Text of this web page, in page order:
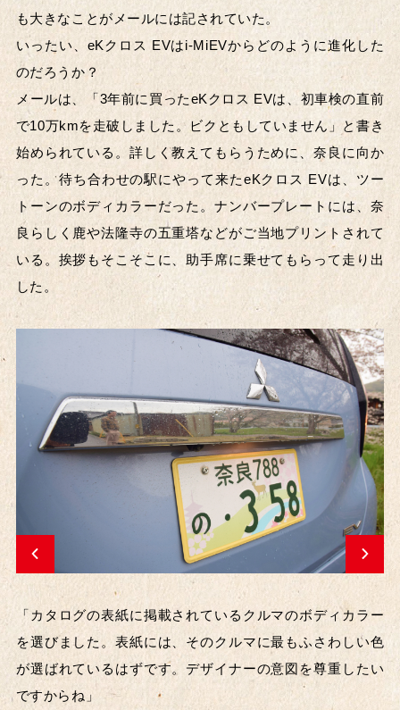
も大きなことがメールには記されていた。
いったい、eKクロス EVはi-MiEVからどのように進化した
のだろうか？
メールは、「3年前に買ったeKクロス EVは、初車検の直前
で10万kmを走破しました。ビクともしていません」と書き
始められている。詳しく教えてもらうために、奈良に向か
った。待ち合わせの駅にやって来たeKクロス EVは、ツー
トーンのボディカラーだった。ナンバープレートには、奈
良らしく鹿や法隆寺の五重塔などがご当地プリントされて
いる。挨拶もそこそこに、助手席に乗せてもらって走り出
した。
「カタログの表紙に掲載されているクルマのボディカラー
を選びました。表紙には、そのクルマに最もふさわしい色
が選ばれているはずです。デザイナーの意図を尊重したい
ですからね」